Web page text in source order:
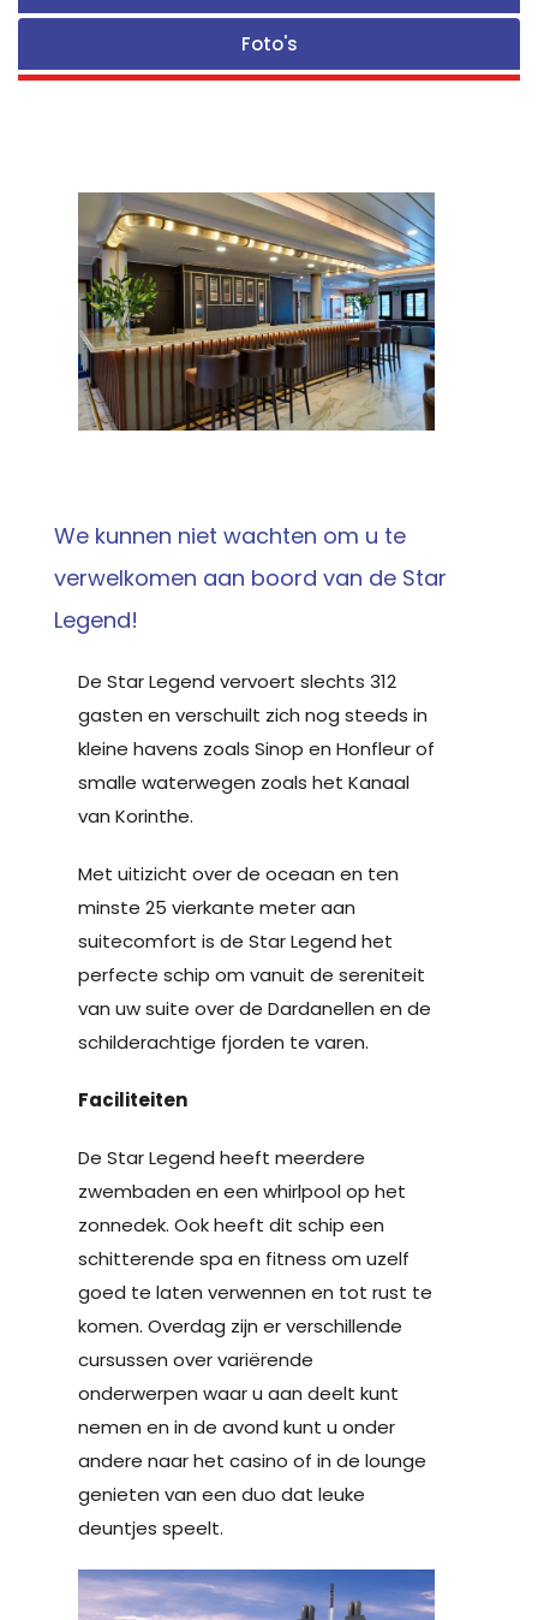
Foto's
We kunnen niet wachten om u te
verwelkomen aan boord van de Star
Legend!
De Star Legend vervoert slechts 312
gasten en verschuilt zich nog steeds in
kleine havens zoals Sinop en Honfleur of
smalle waterwegen zoals het Kanaal
van Korinthe.
Met uitizicht over de oceaan en ten
minste 25 vierkante meter aan
suitecomfort is de Star Legend het
perfecte schip om vanuit de sereniteit
van uw suite over de Dardanellen en de
schilderachtige fjorden te varen.
Faciliteiten
De Star Legend heeft meerdere
zwembaden en een whirlpool op het
zonnedek. Ook heeft dit schip een
schitterende spa en fitness om uzelf
goed te laten verwennen en tot rust te
komen. Overdag zijn er verschillende
cursussen over variërende
onderwerpen waar u aan deelt kunt
nemen en in de avond kunt u onder
andere naar het casino of in de lounge
genieten van een duo dat leuke
deuntjes speelt.